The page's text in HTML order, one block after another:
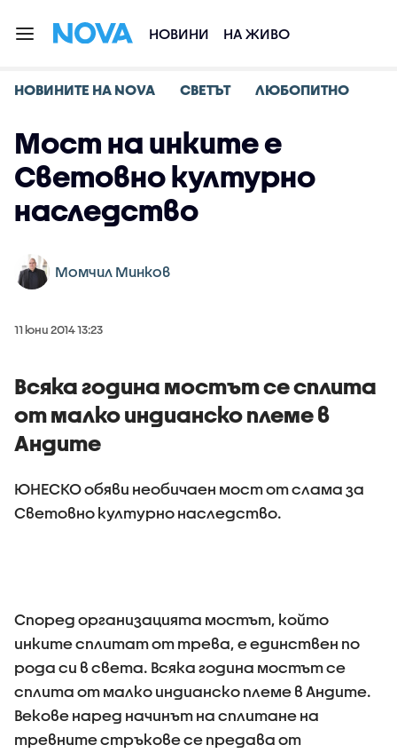
НОВИНИ НА ЖИВО
НОВИНИТЕ НА NOVA СВЕТЪТ ЛЮБОПИТНО
Мост на инките е
Световно културно
наследство
Момчил Минков
11 юни 2014 13:23
Всяка година мостът се сплита
от малко индианско племе в
Андите
ЮНЕСКО обяви необичаен мост от слама за
Световно културно наследство.
Според организацията мостът, който
инките сплитат от трева, е единствен по
рода си в света. Всяка година мостът се
сплита от малко индианско племе в Андите.
Векове наред начинът на сплитане на
тревните стръкове се предава от